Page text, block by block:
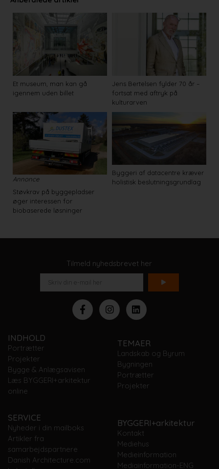
Et museum, man kan gå
igennem uden billet
Jens Bertelsen fylder 70 år –
fortsat med aftryk på
kulturarven
Annonce
Støvkrav på byggepladser
øger interessen for
biobaserede løsninger
Byggeri af datacentre kræver
holistisk beslutningsgrundlag
Tilmeld nyhedsbrevet her
INDHOLD
Portrætter
Projekter
Bygge & Anlægsavisen
Læs BYGGERI+arkitektur
online
TEMAER
Landskab og Byrum
Bygningen
Portrætter
Projekter
SERVICE
Nyheder i din mailboks
Artikler fra
samarbejdspartnere
Danish Architecture.com
BYGGERI+arkitektur
Kontakt
Mediehus
Medieinformation
Mediainformation-ENG